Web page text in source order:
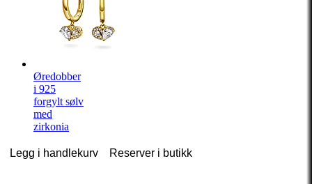
Øredobber
i 925
forgylt sølv
med
zirkonia
Legg i handlekurv Reserver i butikk